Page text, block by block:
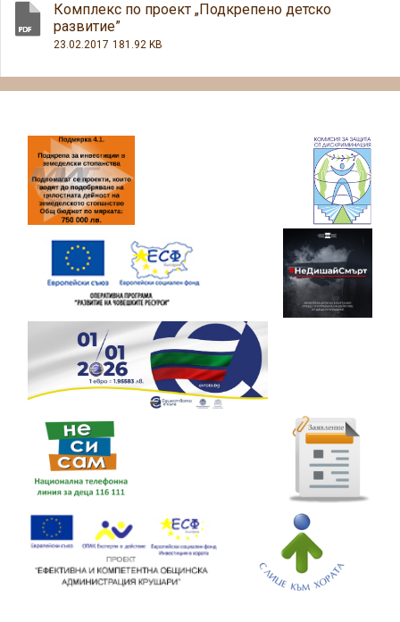
Комплекс по проект „Подкрепено детско
развитие”
23.02.2017 181.92 KB